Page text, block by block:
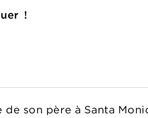
!
de son père à Santa